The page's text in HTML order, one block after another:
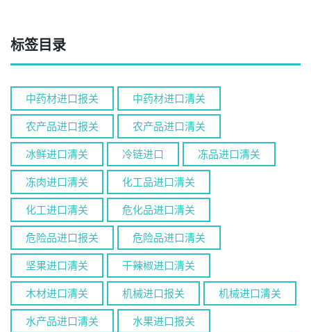
标签目录
中药材进口报关 中药材进口清关
农产品进口报关 农产品进口清关
冰鲜进口清关 冷链进口 冻品进口清关
冻肉进口清关 化工品进口清关
化工进口清关 危化品进口清关
危险品进口报关 危险品进口清关
坚果进口清关 干辣椒进口清关
木材进口清关 机械进口报关 机械进口清关
水产品进口清关 水果进口报关